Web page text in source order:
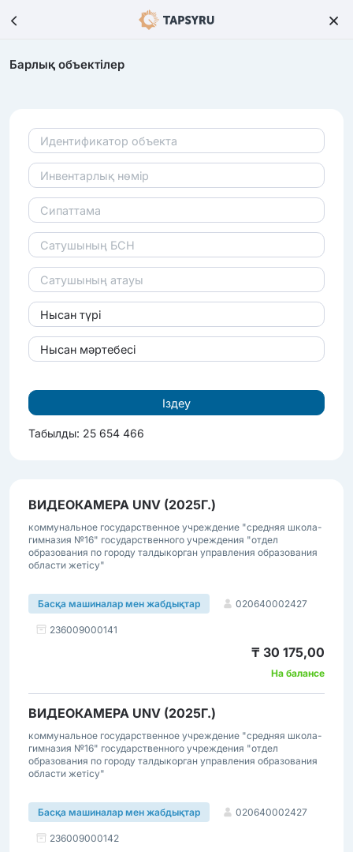
Барлық объектілер
Нысан түрі
Нысан мәртебесі
Табылды: 25 654 466
ВИДЕОКАМЕРА UNV (2025Г.)
коммунальное государственное учреждение "средняя школа-
гимназия №16" государственного учреждения "отдел
образования по городу талдыкорган управления образования
области жетісу"
Басқа машиналар мен жабдықтар 020640002427
236009000141
₸ 30 175,00
На балансе
ВИДЕОКАМЕРА UNV (2025Г.)
коммунальное государственное учреждение "средняя школа-
гимназия №16" государственного учреждения "отдел
образования по городу талдыкорган управления образования
области жетісу"
Басқа машиналар мен жабдықтар 020640002427
236009000142